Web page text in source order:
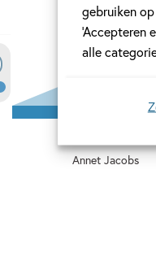
gebruiken
‘Accepteren
alle
Annet Jacobs